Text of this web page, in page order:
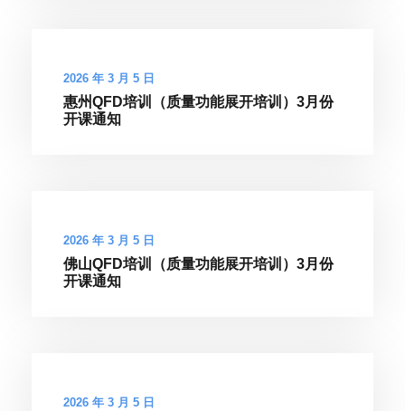
2026 年 3 月 5 日
惠州QFD培训（质量功能展开培训）3月份
开课通知
2026 年 3 月 5 日
佛山QFD培训（质量功能展开培训）3月份
开课通知
2026 年 3 月 5 日